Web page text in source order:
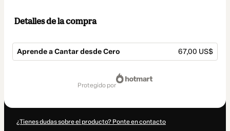
Detalles de la compra
Aprende a Cantar desde Cero 67,00 US$
protegido por
¿Tienes dudas sobre el producto? Ponte en contacto